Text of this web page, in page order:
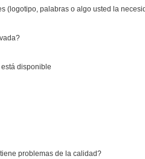
(logotipo, palabras o algo usted la
disponible
problemas de la calidad?